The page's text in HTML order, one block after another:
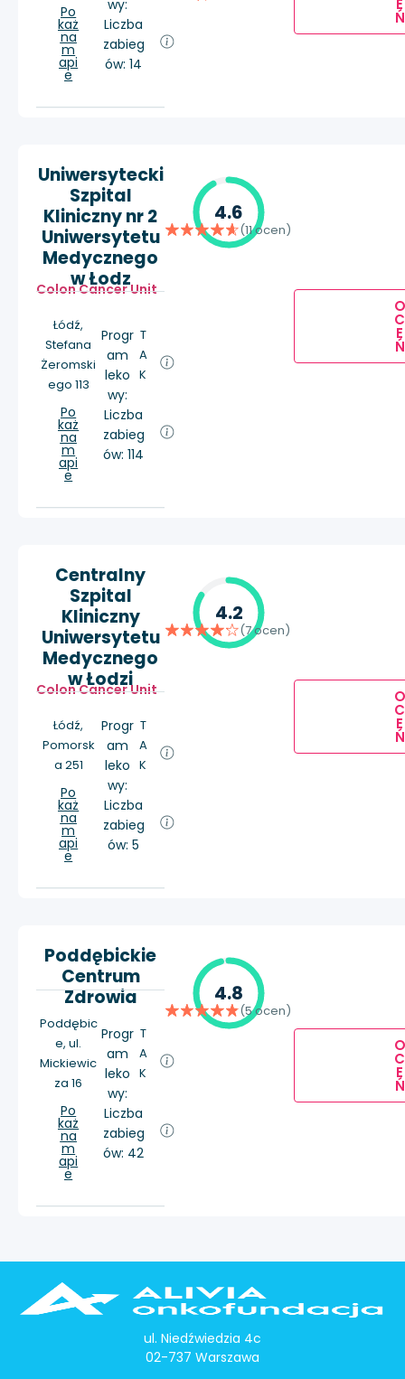
Po
każ
na
m
api
e
wy:
Liczba
zabieg
ów: 14
E
Ń
Uniwersytecki
Szpital
Kliniczny nr 2
Uniwersytetu
Medycznego
w Łodz
Colon Cancer Unit
Łódź,
Stefana
Żeromski
ego 113
Po
każ
na
m
api
e
Progr
am
leko
wy:
T
A
K
Liczba
zabieg
ów: 114
4.6
(11 ocen)
O
C
E
Ń
Centralny
Szpital
Kliniczny
Uniwersytetu
Medycznego
w Łodzi
Colon Cancer Unit
Łódź,
Pomorsk
a 251
Po
każ
na
m
api
e
Progr
am
leko
wy:
T
A
K
Liczba
zabieg
ów: 5
4.2
(7 ocen)
O
C
E
Ń
Poddębickie
Centrum
Zdrowia
Poddębic
e, ul.
Mickiewic
za 16
Po
każ
na
m
api
e
Progr
am
leko
wy:
T
A
K
Liczba
zabieg
ów: 42
4.8
(5 ocen)
O
C
E
Ń
ul. Niedźwiedzia 4c
02-737 Warszawa